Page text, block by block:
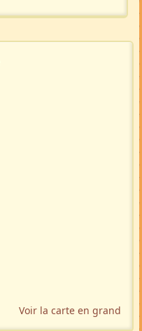
Voir la carte en grand